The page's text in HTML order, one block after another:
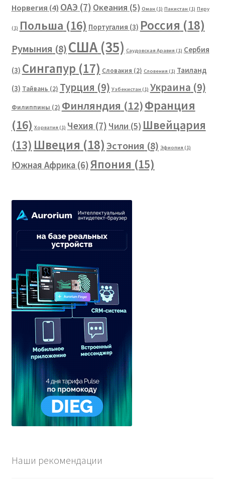
Норвегия (4) ОАЭ (7) Океания (5) Оман (1) Пакистан (1) Перу
(1) Польша (16) Португалия (3) Россия (18)
Румыния (8)США(35) Саудовская Аравия (1) Сербия
(3) Сингапур (17) Словакия (2) Словения (1) Таиланд
(3) Тайвань (2) Турция (9) Узбекистан (1) Украина (9)
Филиппины (2) Финляндия (12)Франция
(16) Хорватия (1) Чехия (7) Чили (5) Швейцария
(13) Швеция (18)Эстония (8) Эфиопия (1)
Южная Африка(6)Япония (15)
Наши рекомендации